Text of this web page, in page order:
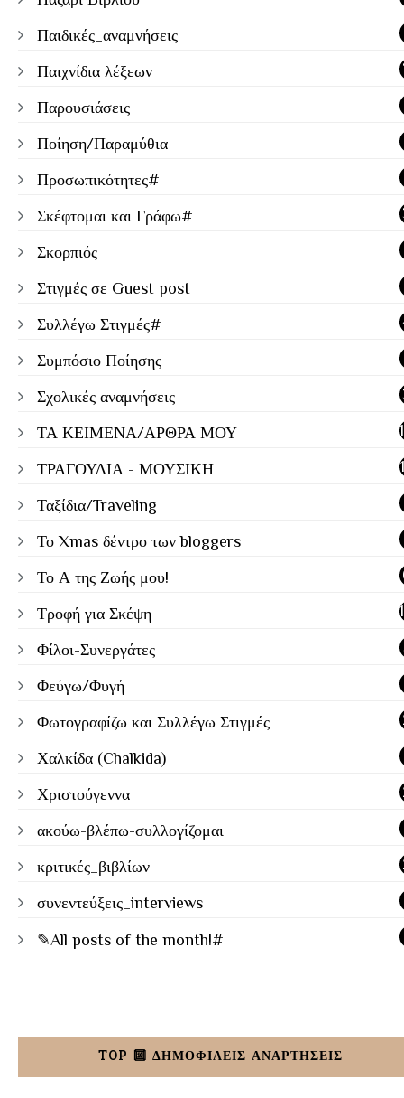
Παιδικές_αναμνήσεις
Παιχνίδια λέξεων
Παρουσιάσεις
Ποίηση/Παραμύθια
Προσωπικότητες#
Σκέφτομαι και Γράφω#
Σκορπιός
Στιγμές σε Guest post
Συλλέγω Στιγμές#
Συμπόσιο Ποίησης
Σχολικές αναμνήσεις
ΤΑ ΚΕΙΜΕΝΑ/ΑΡΘΡΑ ΜΟΥ
ΤΡΑΓΟΥΔΙΑ - ΜΟΥΣΙΚΗ
Ταξίδια/Traveling
Το Xmas δέντρο των bloggers
Το Α της Ζωής μου!
Τροφή για Σκέψη
Φίλοι-Συνεργάτες
Φεύγω/Φυγή
Φωτογραφίζω και Συλλέγω Στιγμές
Χαλκίδα (Chalkida)
Χριστούγεννα
ακούω-βλέπω-συλλογίζομαι
κριτικές_βιβλίων
συνεντεύξεις_interviews
✎All posts of the month!#
TOP 🔟 ΔΗΜΟΦΙΛΕΙΣ ΑΝΑΡΤΗΣΕΙΣ